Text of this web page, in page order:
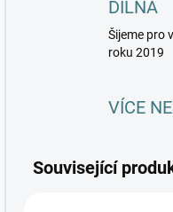
DÍLNA
Šijeme pro
roku 2019
VÍCE
Související